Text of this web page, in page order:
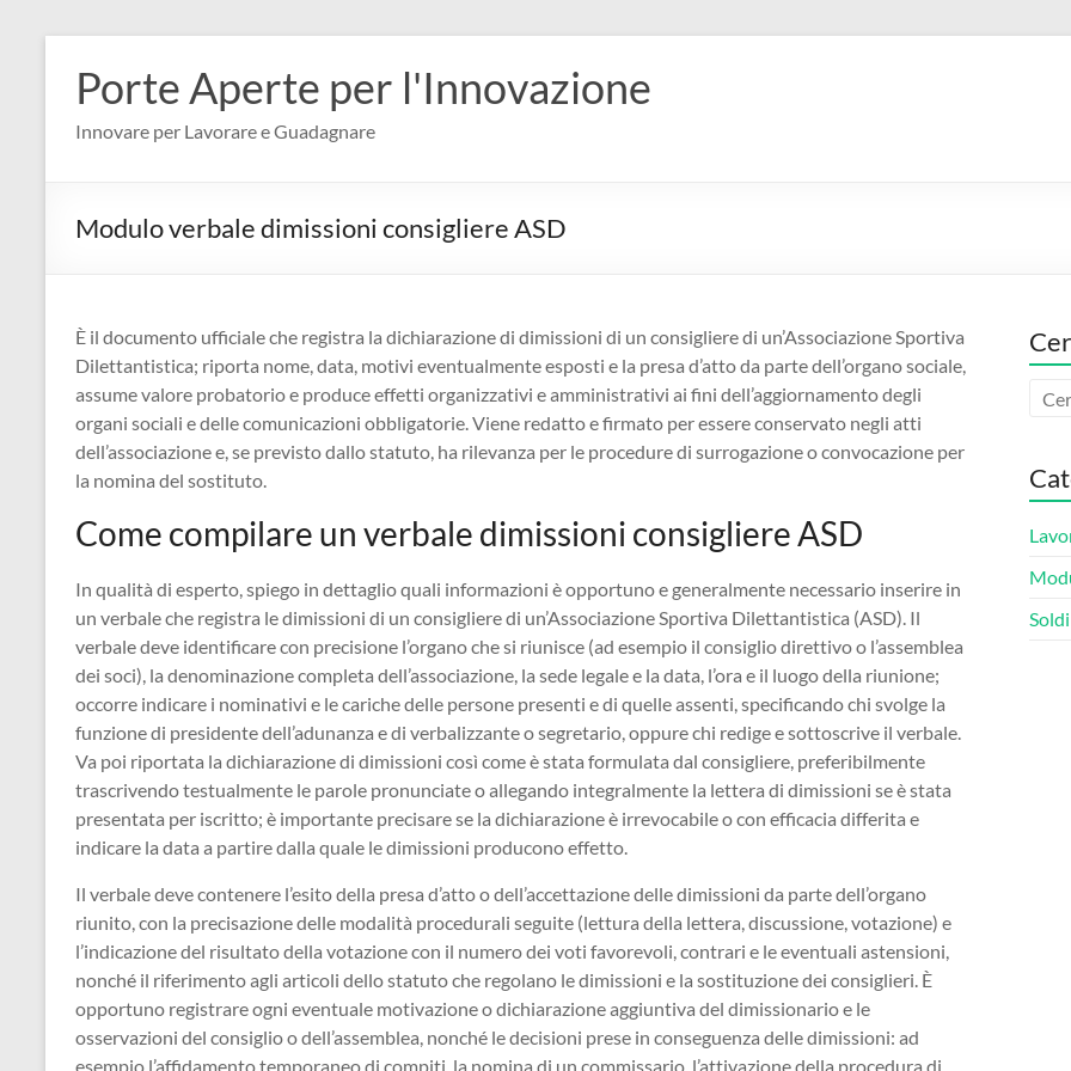
contenuto
Porte Aperte per l'Innovazione
Innovare per Lavorare e Guadagnare
Modulo verbale dimissioni consigliere ASD​
È il documento ufficiale che registra la dichiarazione di dimissioni di un consigliere di un’Associazione Sportiva
Dilettantistica; riporta nome, data, motivi eventualmente esposti e la presa d’atto da parte dell’organo sociale,
assume valore probatorio e produce effetti organizzativi e amministrativi ai fini dell’aggiornamento degli
organi sociali e delle comunicazioni obbligatorie. Viene redatto e firmato per essere conservato negli atti
dell’associazione e, se previsto dallo statuto, ha rilevanza per le procedure di surrogazione o convocazione per
la nomina del sostituto.
Come compilare un verbale dimissioni consigliere ASD​
In qualità di esperto, spiego in dettaglio quali informazioni è opportuno e generalmente necessario inserire in
un verbale che registra le dimissioni di un consigliere di un’Associazione Sportiva Dilettantistica (ASD). Il
verbale deve identificare con precisione l’organo che si riunisce (ad esempio il consiglio direttivo o l’assemblea
dei soci), la denominazione completa dell’associazione, la sede legale e la data, l’ora e il luogo della riunione;
occorre indicare i nominativi e le cariche delle persone presenti e di quelle assenti, specificando chi svolge la
funzione di presidente dell’adunanza e di verbalizzante o segretario, oppure chi redige e sottoscrive il verbale.
Va poi riportata la dichiarazione di dimissioni così come è stata formulata dal consigliere, preferibilmente
trascrivendo testualmente le parole pronunciate o allegando integralmente la lettera di dimissioni se è stata
presentata per iscritto; è importante precisare se la dichiarazione è irrevocabile o con efficacia differita e
indicare la data a partire dalla quale le dimissioni producono effetto.
Il verbale deve contenere l’esito della presa d’atto o dell’accettazione delle dimissioni da parte dell’organo
riunito, con la precisazione delle modalità procedurali seguite (lettura della lettera, discussione, votazione) e
l’indicazione del risultato della votazione con il numero dei voti favorevoli, contrari e le eventuali astensioni,
nonché il riferimento agli articoli dello statuto che regolano le dimissioni e la sostituzione dei consiglieri. È
opportuno registrare ogni eventuale motivazione o dichiarazione aggiuntiva del dimissionario e le
osservazioni del consiglio o dell’assemblea, nonché le decisioni prese in conseguenza delle dimissioni: ad
esempio l’affidamento temporaneo di compiti, la nomina di un commissario, l’attivazione della procedura di
Soldi